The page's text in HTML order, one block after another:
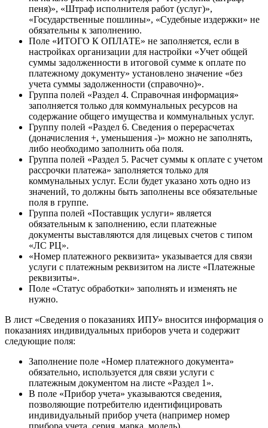
пеня)», «Штраф исполнителя работ (услуг)»,
«Государственные пошлины», «Судебные издержки» не
обязательны к заполнению.
Поле «ИТОГО К ОПЛАТЕ» не заполняется, если в
настройках организации для настройки «Учет общей
суммы задолженности в итоговой сумме к оплате по
платежному документу» установлено значение «без
учета суммы задолженности (справочно)».
Группа полей «Раздел 4. Справочная информация»
заполняется только для коммунальных ресурсов на
содержание общего имущества и коммунальных услуг.
Группу полей «Раздел 6. Сведения о перерасчетах
(доначисления +, уменьшения -)» можно не заполнять,
либо необходимо заполнить оба поля.
Группа полей «Раздел 5. Расчет суммы к оплате с учетом
рассрочки платежа» заполняется только для
коммунальных услуг. Если будет указано хоть одно из
значений, то должны быть заполнены все обязательные
поля в группе.
Группа полей «Поставщик услуги» является
обязательным к заполнению, если платежные
документы выставляются для лицевых счетов с типом
«ЛС РЦ».
«Номер платежного реквизита» указывается для связи
услуги с платежным реквизитом на листе «Платежные
реквизиты».
Поле «Статус обработки» заполнять и изменять не
нужно.
В лист «Сведения о показаниях ИПУ» вносится информация о
показаниях индивидуальных приборов учета и содержит
следующие поля:
Заполнение поле «Номер платежного документа»
обязательно, используется для связи услуги с
платежным документом на листе «Раздел 1».
В поле «Прибор учета» указываются сведения,
позволяющие потребителю идентифицировать
индивидуальный прибор учета (например номер
прибора учета, серия, марка, модель).